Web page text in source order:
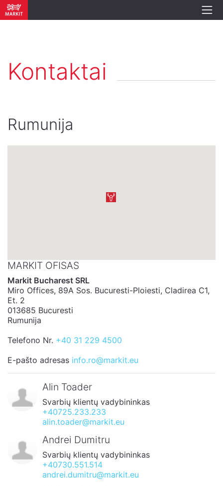
Kontaktai
Rumunija
MARKIT OFISAS
Markit Bucharest SRL
Miro Offices, 89A Sos. Bucuresti-Ploiesti, Cladirea C1,
Et. 2
013685 Bucuresti
Rumunija
Telefono Nr. +40 31 229 4500
E-pašto adresas info.ro@markit.eu
Alin Toader
Svarbių klientų vadybininkas
+40725.233.233
alin.toader@markit.eu
Andrei Dumitru
Svarbių klientų vadybininkas
+40730.551.514
andrei.dumitru@markit.eu